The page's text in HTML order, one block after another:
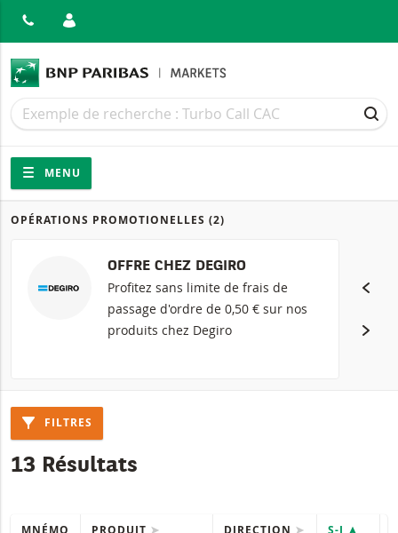
Recherche
Recherche
Navigation
Navigation sur le site
MENU
Produits
OPÉRATIONS PROMOTIONELLES (2)
OFFRE CHEZ DEGIRO
Profitez sans limite de frais de
passage d'ordre de 0,50 € sur nos
produits chez Degiro
FILTRES
13 Résultats
MNÉMO PRODUIT DIRECTION S-J